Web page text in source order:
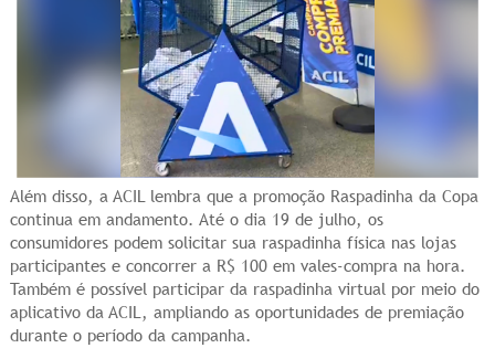
Além disso, a ACIL lembra que a promoção Raspadinha da Copa
continua em andamento. Até o dia 19 de julho, os
consumidores podem solicitar sua raspadinha física nas lojas
participantes e concorrer a R$ 100 em vales-compra na hora.
Também é possível participar da raspadinha virtual por meio do
aplicativo da ACIL, ampliando as oportunidades de premiação
durante o período da campanha.